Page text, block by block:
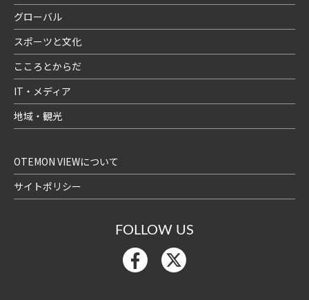
グローバル
スポーツと文化
こころとからだ
IT・メディア
地域・観光
OTEMON VIEWについて
サイトポリシー
FOLLOW US